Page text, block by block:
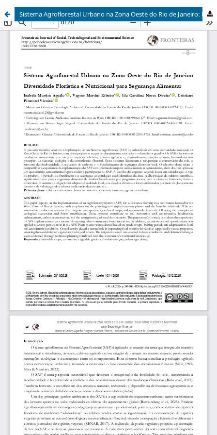
Sistema Agroflorestal Urbano na Zona Oeste do Rio de Janeiro: Diversidade Florística e Nutricional para Segurança Alimentar